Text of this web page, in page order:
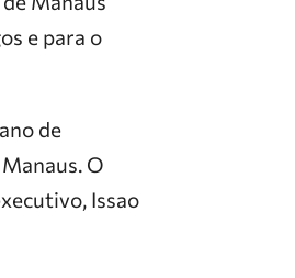
e para o
de
O
Issao